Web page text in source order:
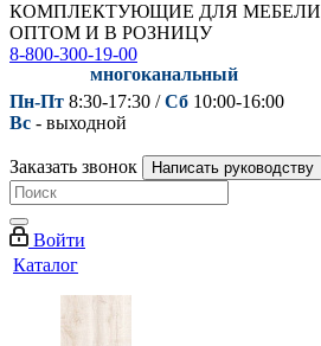
КОМПЛЕКТУЮЩИЕ ДЛЯ МЕБЕЛИ
ОПТОМ И В РОЗНИЦУ
8-800-300-19-00
многоканальный
Пн-Пт 8:30-17:30 /Сб 10:00-16:00
Вс - выходной
Заказать звонок Написать руководству
Войти
Каталог